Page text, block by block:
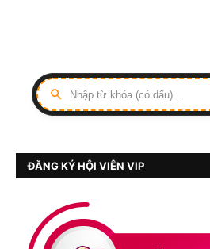
ĐĂNG KÝ HỘI VIÊN VIP